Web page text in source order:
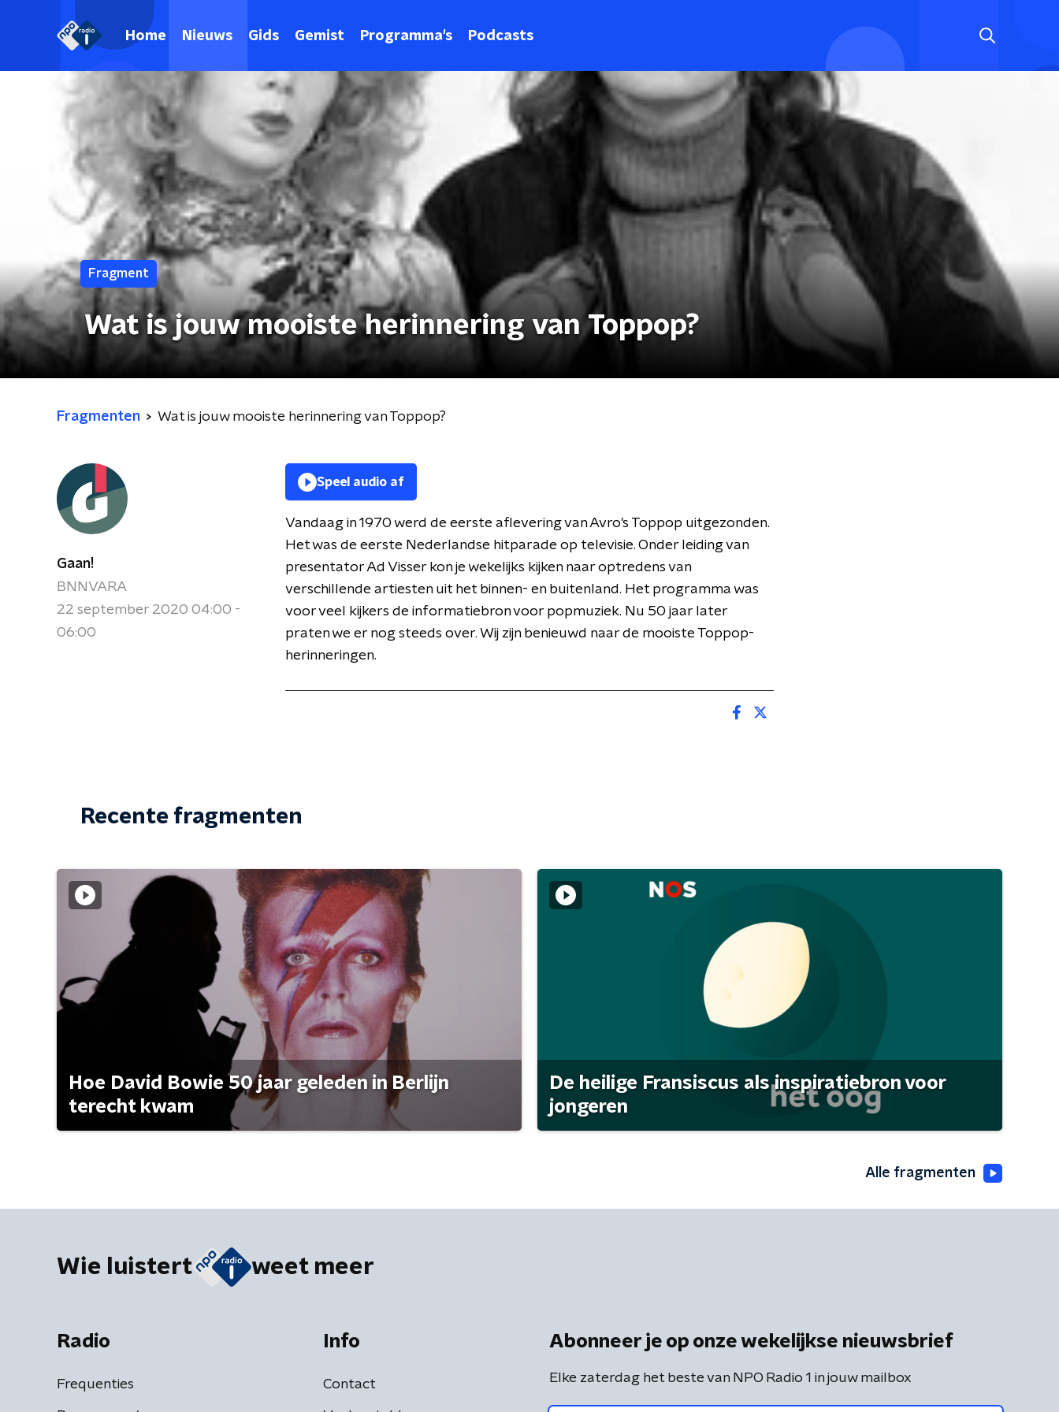
Home Nieuws Gids Gemist Programma's Podcasts
Fragment
Wat is jouw mooiste herinnering van Toppop?
Fragmenten Wat is jouw mooiste herinnering van Toppop?
Gaan!
BNNVARA
22 september 2020 04:00 -
06:00
Speel audio af
Vandaag in 1970 werd de eerste aflevering van Avro's Toppop uitgezonden.
Het was de eerste Nederlandse hitparade op televisie. Onder leiding van
presentator Ad Visser kon je wekelijks kijken naar optredens van
verschillende artiesten uit het binnen- en buitenland. Het programma was
voor veel kijkers de informatiebron voor popmuziek. Nu 50 jaar later
praten we er nog steeds over. Wij zijn benieuwd naar de mooiste Toppop-
herinneringen.
Recente fragmenten
Hoe David Bowie 50 jaar geleden in Berlijn
terecht kwam
De heilige Fransiscus als inspiratiebron voor
jongeren
Alle fragmenten
Wie luistert weet meer
Radio
Frequenties
Info
Contact
Abonneer je op onze wekelijkse nieuwsbrief
Elke zaterdag het beste van NPO Radio 1 in jouw mailbox